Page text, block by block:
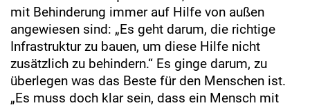
mit Behinderung immer auf Hilfe von außen
angewiesen sind: „Es geht darum, die richtige
Infrastruktur zu bauen, um diese Hilfe nicht
zusätzlich zu behindern.“ Es ginge darum, zu
überlegen was das Beste für den Menschen ist.
„Es muss doch klar sein, dass ein Mensch mit